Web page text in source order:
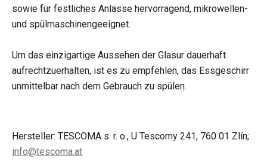
sowie für festliches Anlässe hervorragend, mikrowellen-
und spülmaschinengeeignet.
Um das einzigartige Aussehen der Glasur dauerhaft
aufrechtzuerhalten, ist es zu empfehlen, das Essgeschirr
unmittelbar nach dem Gebrauch zu spülen.
Hersteller: TESCOMA s. r. o., U Tescomy 241, 760 01 Zlín;
info@tescoma.at